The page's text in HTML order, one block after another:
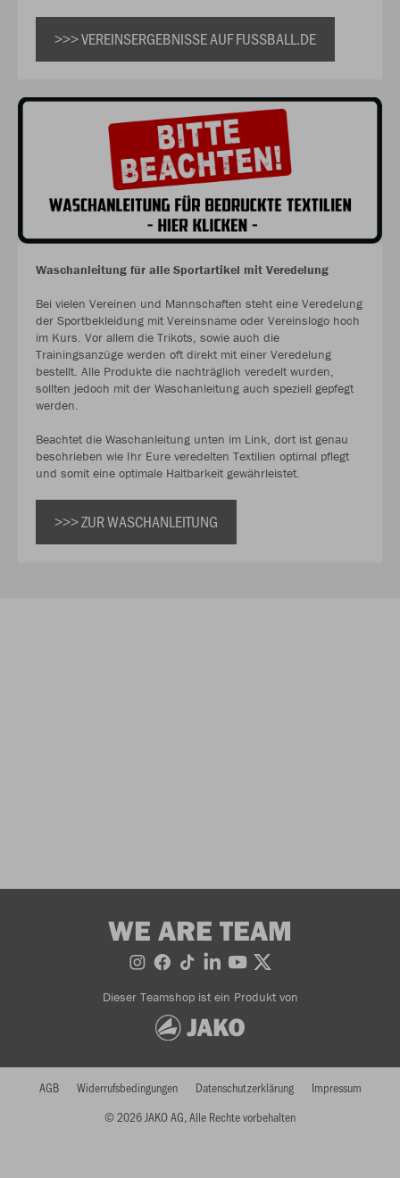
>>> VEREINSERGEBNISSE AUF FUSSBALL.DE
Waschanleitung für alle Sportartikel mit Veredelung
Bei vielen Vereinen und Mannschaften steht eine Veredelung
der Sportbekleidung mit Vereinsname oder Vereinslogo hoch
im Kurs. Vor allem die Trikots, sowie auch die
Trainingsanzüge werden oft direkt mit einer Veredelung
bestellt. Alle Produkte die nachträglich veredelt wurden,
sollten jedoch mit der Waschanleitung auch speziell gepfegt
werden.
Beachtet die Waschanleitung unten im Link, dort ist genau
beschrieben wie Ihr Eure veredelten Textilien optimal pflegt
und somit eine optimale Haltbarkeit gewährleistet.
>>> ZUR WASCHANLEITUNG
WE ARE TEAM
Dieser Teamshop ist ein Produkt von
© 2026 JAKO AG, Alle Rechte vorbehalten
AGB Widerrufsbedingungen Datenschutzerklärung Impressum